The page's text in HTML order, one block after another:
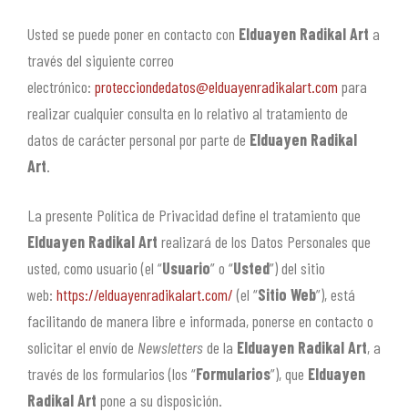
Usted se puede poner en contacto con Elduayen Radikal Art a
través del siguiente correo
electrónico: protecciondedatos@elduayenradikalart.com para
realizar cualquier consulta en lo relativo al tratamiento de
datos de carácter personal por parte de Elduayen Radikal
Art.
La presente Política de Privacidad define el tratamiento que
Elduayen Radikal Art realizará de los Datos Personales que
usted, como usuario (el “Usuario” o “Usted”) del sitio
web: https://elduayenradikalart.com/(el “Sitio Web”), está
facilitando de manera libre e informada, ponerse en contacto o
solicitar el envío de Newslettersde la Elduayen Radikal Art, a
través de los formularios (los “Formularios”), que Elduayen
Radikal Art pone a su disposición.